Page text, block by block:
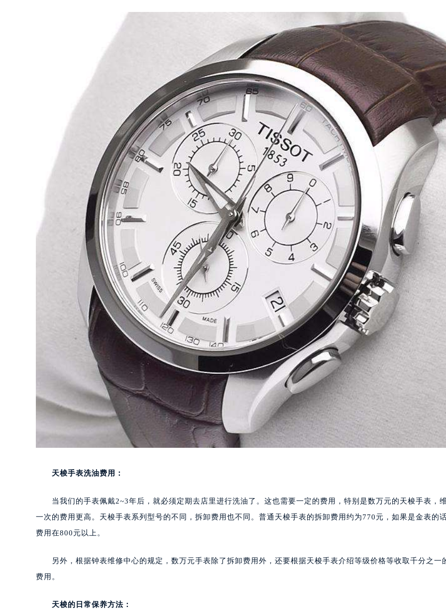
天梭手表洗油费用：
当我们的手表佩戴2~3年后，就必须定期去店里进行洗油了。这也需要一定的费用，特别是数万元的天梭手表，
一次的费用更高。天梭手表系列型号的不同，拆卸费用也不同。普通天梭手表的拆卸费用约为770元，如果是金表的
费用在800元以上。
另外，根据钟表维修中心的规定，数万元手表除了拆卸费用外，还要根据天梭手表介绍等级价格等收取千分之一
费用。
天梭的日常保养方法：